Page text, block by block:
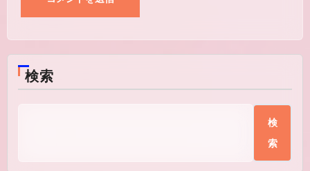
検索
検
索